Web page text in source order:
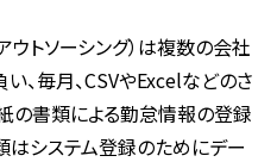
ウトソーシング）は複数の会社
、毎月、CSVやExcelなどのさ
の書類による勤怠情報の登録
はシステム登録のためにデー